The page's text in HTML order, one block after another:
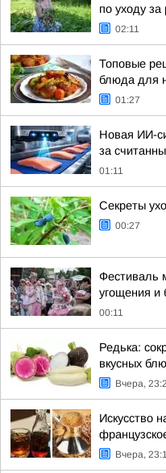
по уходу
02:11
Топовые
блюда для
01:27
Новая ИИ-
за
01:11
Секреты
00:27
Фестиваль
угощения и
00:11
Редька:
вкусных
Вчера,
Искусство
Вчера,